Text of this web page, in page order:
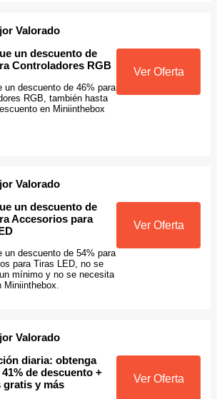
Valorado
un descuento de
Controladores RGB
un descuento de 46% para
RGB, también hasta
en Miniinthebox
Ver Oferta
Valorado
un descuento de
Accesorios para
un descuento de 54% para
para Tiras LED, no se
mínimo y no se necesita
Miniinthebox.
Ver Oferta
Valorado
diaria: obtenga
41% de descuento +
gratis y más
Ver Oferta